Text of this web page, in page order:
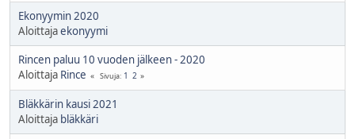
Ekonyymin 2020
Aloittajaekonyymi
Rincen paluu 10 vuoden jälkeen - 2020
Aloittaja Rince Sivuja 1 2
Bläkkärin kausi 2021
Aloittaja bläkkäri